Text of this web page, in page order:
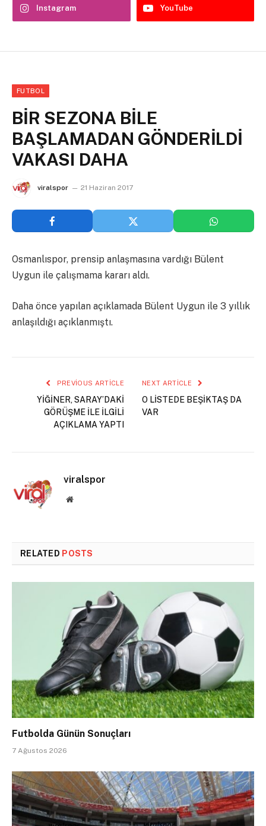
Instagram YouTube
FUTBOL
BİR SEZONA BİLE
BAŞLAMADAN GÖNDERİLDİ
VAKASI DAHA
viralspor 21 Haziran 2017
Osmanlıspor, prensip anlaşmasına vardığı Bülent
Uygun ile çalışmama kararı aldı.
Daha önce yapılan açıklamada Bülent Uygun ile 3 yıllık
anlaşıldığı açıklanmıştı.
PREVIOUS ARTICLE
YİĞİNER, SARAY’DAKİ
GÖRÜŞME İLE İLGİLİ
AÇIKLAMA YAPTI
NEXT ARTICLE
O LİSTEDE BEŞİKTAŞ DA
VAR
viralspor
Website
RELATED POSTS
Futbolda Günün Sonuçları
7 Ağustos 2026